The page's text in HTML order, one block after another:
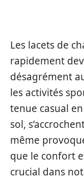
Les lacets de
rapidement
désagrément
les activités
tenue casual
sol,
même
que le confort
crucial dans